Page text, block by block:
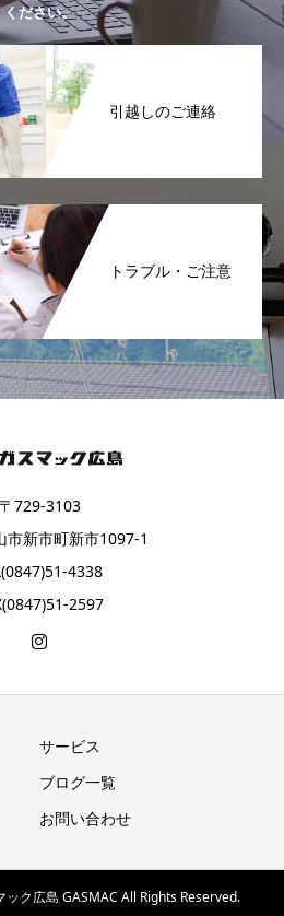
ください。
引越しのご連絡
トラブル・ご注意
〒729-3103
市新市町新市1097-1
4338
2597
サービス
ブログ一覧
お問い合わせ
ク広島 GASMAC All Rights Reserved.